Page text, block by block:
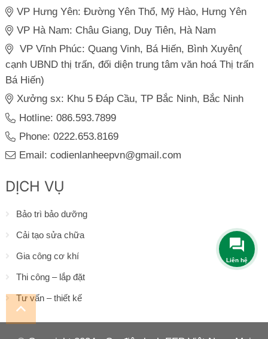
VP Hưng Yên: Đường Yên Thổ, Mỹ Hào, Hưng Yên
VP Hà Nam: Châu Giang, Duy Tiên, Hà Nam
VP Vĩnh Phúc: Quang Vinh, Bá Hiến, Bình Xuyên(
cạnh UBND thị trấn, đối diện trung tâm văn hoá Thị trấn
Bá Hiến)
Xưởng sx: Khu 5 Đáp Cầu, TP Bắc Ninh, Bắc Ninh
Hotline: 086.593.7899
Phone: 0222.653.8169
Email: codienlanheepvn@gmail.com
DỊCH VỤ
Bảo trì bảo dưỡng
Cải tạo sửa chữa
Gia công cơ khí
Thi công – lắp đặt
Tư vấn – thiết kế